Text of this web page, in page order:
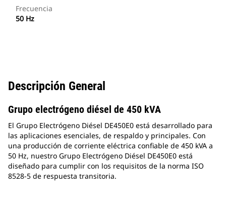
Frecuencia
50 Hz
Descripción General
Grupo electrógeno diésel de 450 kVA
El Grupo Electrógeno Diésel DE450E0 está desarrollado para
las aplicaciones esenciales, de respaldo y principales. Con
una producción de corriente eléctrica confiable de 450 kVA a
50 Hz, nuestro Grupo Electrógeno Diésel DE450E0 está
diseñado para cumplir con los requisitos de la norma ISO
8528-5 de respuesta transitoria.